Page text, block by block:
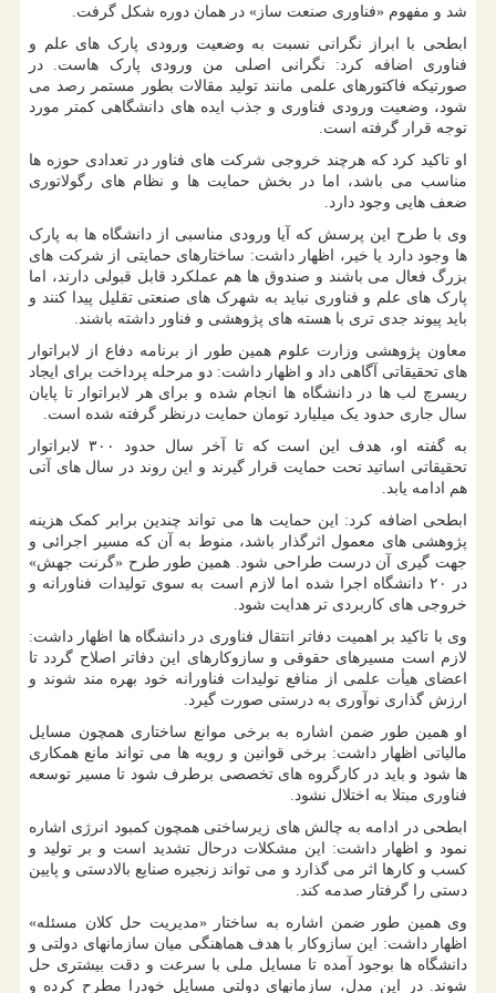
شد و مفهوم «فناوری صنعت ساز» در همان دوره شکل گرفت.
ابطحی با ابراز نگرانی نسبت به وضعیت ورودی پارک های علم و
فناوری اضافه کرد: نگرانی اصلی من ورودی پارک هاست. در
صورتیکه فاکتورهای علمی مانند تولید مقالات بطور مستمر رصد می
شود، وضعیت ورودی فناوری و جذب ایده های دانشگاهی کمتر مورد
توجه قرار گرفته است.
او تاکید کرد که هرچند خروجی شرکت های فناور در تعدادی حوزه ها
مناسب می باشد، اما در بخش حمایت ها و نظام های رگولاتوری
ضعف هایی وجود دارد.
وی با طرح این پرسش که آیا ورودی مناسبی از دانشگاه ها به پارک
ها وجود دارد یا خیر، اظهار داشت: ساختارهای حمایتی از شرکت های
بزرگ فعال می باشند و صندوق ها هم عملکرد قابل قبولی دارند، اما
پارک های علم و فناوری نباید به شهرک های صنعتی تقلیل پیدا کنند و
باید پیوند جدی تری با هسته های پژوهشی و فناور داشته باشند.
معاون پژوهشی وزارت علوم همین طور از برنامه دفاع از لابراتوار
های تحقیقاتی آگاهی داد و اظهار داشت: دو مرحله پرداخت برای ایجاد
ریسرچ لب ها در دانشگاه ها انجام شده و برای هر لابراتوار تا پایان
سال جاری حدود یک میلیارد تومان حمایت درنظر گرفته شده است.
به گفته او، هدف این است که تا آخر سال حدود ۳۰۰ لابراتوار
تحقیقاتی اساتید تحت حمایت قرار گیرند و این روند در سال های آتی
هم ادامه یابد.
ابطحی اضافه کرد: این حمایت ها می تواند چندین برابر کمک هزینه
پژوهشی های معمول اثرگذار باشد، منوط به آن که مسیر اجرائی و
جهت گیری آن درست طراحی شود. همین طور طرح «گرنت جهش»
در ۲۰ دانشگاه اجرا شده اما لازم است به سوی تولیدات فناورانه و
خروجی های کاربردی تر هدایت شود.
وی با تاکید بر اهمیت دفاتر انتقال فناوری در دانشگاه ها اظهار داشت:
لازم است مسیرهای حقوقی و سازوکارهای این دفاتر اصلاح گردد تا
اعضای هیأت علمی از منافع تولیدات فناورانه خود بهره مند شوند و
ارزش گذاری نوآوری به درستی صورت گیرد.
او همین طور ضمن اشاره به برخی موانع ساختاری همچون مسایل
مالیاتی اظهار داشت: برخی قوانین و رویه ها می تواند مانع همکاری
ها شود و باید در کارگروه های تخصصی برطرف شود تا مسیر توسعه
فناوری مبتلا به اختلال نشود.
ابطحی در ادامه به چالش های زیرساختی همچون کمبود انرژی اشاره
نمود و اظهار داشت: این مشکلات درحال تشدید است و بر تولید و
کسب و کارها اثر می گذارد و می تواند زنجیره صنایع بالادستی و پایین
دستی را گرفتار صدمه کند.
وی همین طور ضمن اشاره به ساختار «مدیریت حل کلان مسئله»
اظهار داشت: این سازوکار با هدف هماهنگی میان سازمانهای دولتی و
دانشگاه ها بوجود آمده تا مسایل ملی با سرعت و دقت بیشتری حل
شوند. در این مدل، سازمانهای دولتی مسایل خودرا مطرح کرده و